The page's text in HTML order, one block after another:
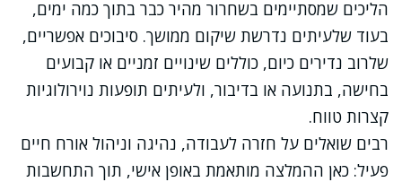
הליכים שמסתיימים בשחרור מהיר כבר בתוך כמה ימים,
בעוד שלעיתים נדרשת שיקום ממושך. סיבוכים אפשריים,
שלרוב נדירים כיום, כוללים שינויים זמניים או קבועים
בחישה, בתנועה או בדיבור, ולעיתים תופעות נוירולוגיות
קצרות טווח.
רבים שואלים על חזרה לעבודה, נהיגה וניהול אורח חיים
פעיל: כאן ההמלצה מותאמת באופן אישי, תוך התחשבות